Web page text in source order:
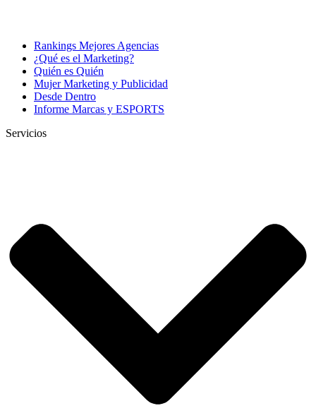
Rankings Mejores Agencias
¿Qué es el Marketing?
Quién es Quién
Mujer Marketing y Publicidad
Desde Dentro
Informe Marcas y ESPORTS
Servicios